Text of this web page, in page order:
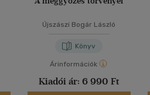
Újszászi Bogár László
Könyv
Árinformációk
Kiadói ár: 6 990 Ft